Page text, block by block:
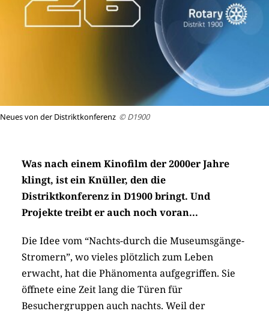
Neues von der Distriktkonferenz © D1900
Was nach einem Kinofilm der 2000er Jahre
klingt, ist ein Knüller, den die
Distriktkonferenz in D1900 bringt. Und
Projekte treibt er auch noch voran...
Die Idee vom “Nachts-durch die Museumsgänge-
Stromern”, wo vieles plötzlich zum Leben
erwacht, hat die Phänomenta aufgegriffen. Sie
öffnete eine Zeit lang die Türen für
Besuchergruppen auch nachts. Weil der